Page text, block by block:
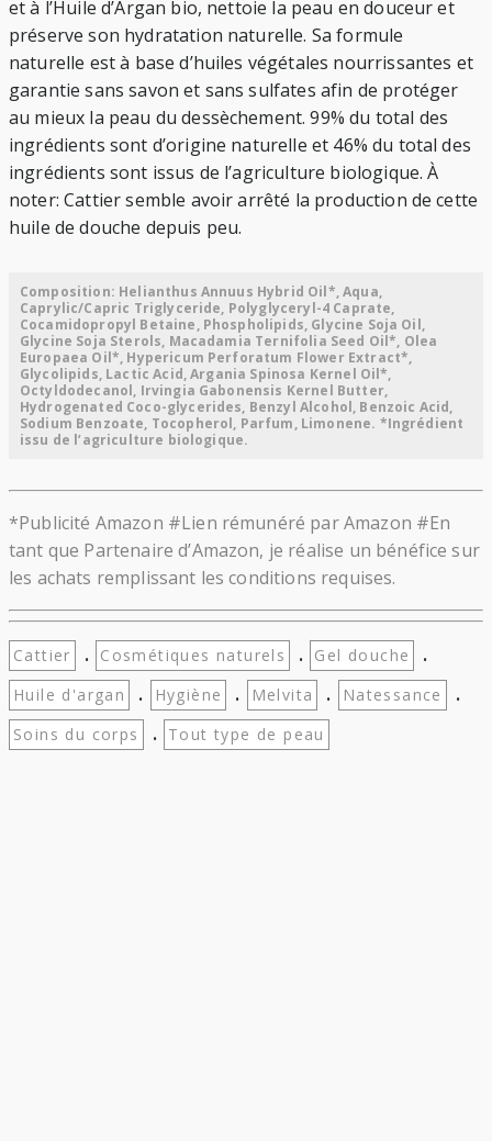
et à l’Huile d’Argan bio, nettoie la peau en douceur et
préserve son hydratation naturelle. Sa formule
naturelle est à base d’huiles végétales nourrissantes et
garantie sans savon et sans sulfates afin de protéger
au mieux la peau du dessèchement. 99% du total des
ingrédients sont d’origine naturelle et 46% du total des
ingrédients sont issus de l’agriculture biologique. À
noter: Cattier semble avoir arrêté la production de cette
huile de douche depuis peu.
Composition: Helianthus Annuus Hybrid Oil*, Aqua,
Caprylic/Capric Triglyceride, Polyglyceryl-4 Caprate,
Cocamidopropyl Betaine, Phospholipids, Glycine Soja Oil,
Glycine Soja Sterols, Macadamia Ternifolia Seed Oil*, Olea
Europaea Oil*, Hypericum Perforatum Flower Extract*,
Glycolipids, Lactic Acid, Argania Spinosa Kernel Oil*,
Octyldodecanol, Irvingia Gabonensis Kernel Butter,
Hydrogenated Coco-glycerides, Benzyl Alcohol, Benzoic Acid,
Sodium Benzoate, Tocopherol, Parfum, Limonene. *Ingrédient
issu de l’agriculture biologique.
*Publicité Amazon #Lien rémunéré par Amazon #En
tant que Partenaire d’Amazon, je réalise un bénéfice sur
les achats remplissant les conditions requises.
Cattier . Cosmétiques naturels . Gel douche .
Huile d'argan . Hygiène . Melvita . Natessance .
Soins du corps . Tout type de peau